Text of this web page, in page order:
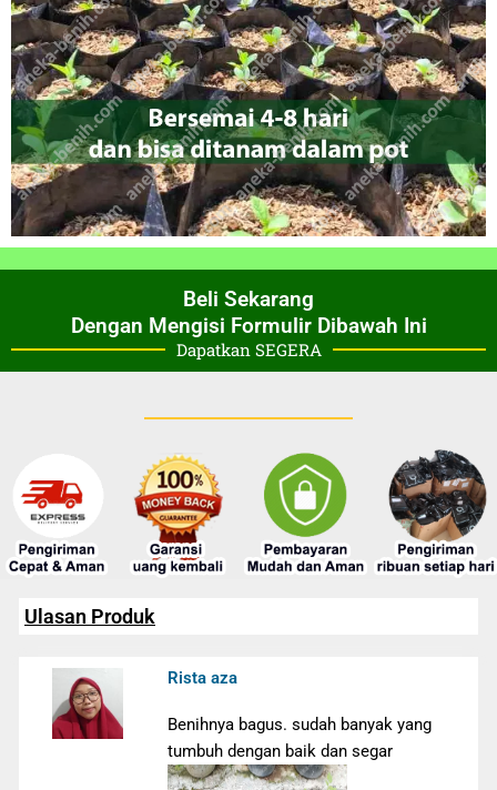
Beli Sekarang
Dengan Mengisi Formulir Dibawah Ini
Dapatkan SEGERA
Ulasan Produk
Rista aza
Benihnya bagus. sudah banyak yang
tumbuh dengan baik dan segar